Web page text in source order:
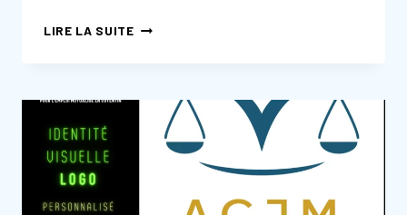
LIRE LA SUITE LES
MUTUALISATION
D’UNE
COMPTABLE